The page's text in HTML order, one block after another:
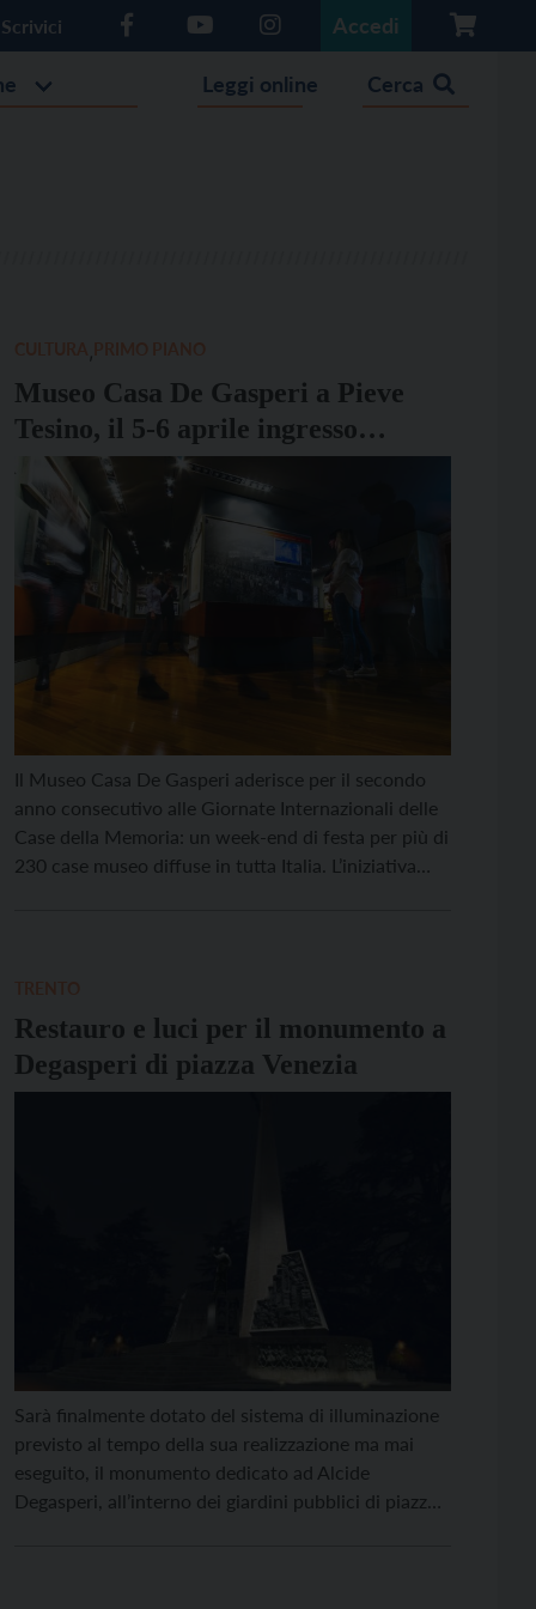
Scrivici Accedi
Leggi online Cerca
,
Museo Casa De Gasperi a Pieve
Tesino, il 5-6 aprile ingresso
gratuito per le Giornate delle Case
della Memoria
Il Museo Casa De Gasperi aderisce per il secondo
anno consecutivo alle Giornate Internazionali delle
Case della Memoria: un week-end di festa per più di
230 case museo diffuse in tutta Italia. L’iniziativa
Restauro e luci per il monumento a
Degasperi di piazza Venezia
Sarà finalmente dotato del sistema di illuminazione
previsto al tempo della sua realizzazione ma mai
eseguito, il monumento dedicato ad Alcide
Degasperi, all’interno dei giardini pubblici di piazza